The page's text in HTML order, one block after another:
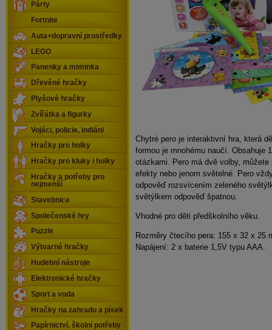
Chytré pero je interaktivní hra, která
formou je mnohému naučí. Obsahuje
otázkami. Pero má dvě volby,
efekty nebo jenom světelné. Pero
odpověď rozsvícením zeleného
světýlkem odpověď špatnou.
Vhodné pro děti předškolního věku.
Rozměry čtecího pera: 155 x 32 x 25
Napájení: 2 x baterie 1,5V typu AAA.
Párty
Fortnite
Auta+dopravní prostředky
LEGO
Panenky a miminka
Dřevěné hračky
Plyšové hračky
Zvířátka a figurky
Vojáci, policie, indiáni
Hračky pro holky
Hračky pro kluky i holky
Hračky a potřeby pro
nejmenší
Stavebnice
Společenské hry
Puzzle
Výtvarné hračky
Hudební nástroje
Elektronické hračky
Sport a voda
Hračky na zahradu a písek
Papírnictví, školní potřeby